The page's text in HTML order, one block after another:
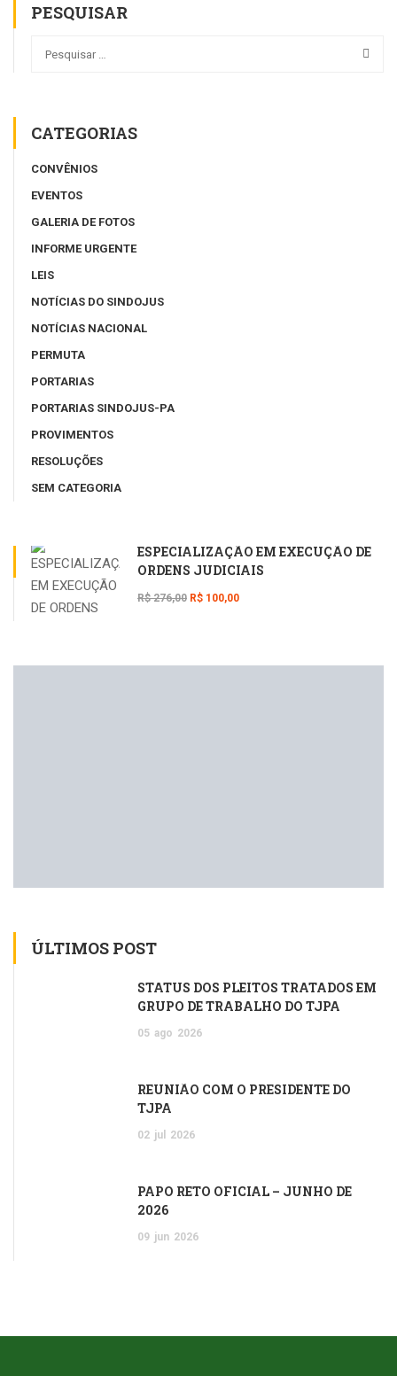
PESQUISAR
CATEGORIAS
CONVÊNIOS
EVENTOS
GALERIA DE FOTOS
INFORME URGENTE
LEIS
NOTÍCIAS DO SINDOJUS
NOTÍCIAS NACIONAL
PERMUTA
PORTARIAS
PORTARIAS SINDOJUS-PA
PROVIMENTOS
RESOLUÇÕES
SEM CATEGORIA
ESPECIALIZAÇÃO EM EXECUÇÃO DE
ORDENS JUDICIAIS
R$ 276,00 R$ 100,00
ÚLTIMOS POST
STATUS DOS PLEITOS TRATADOS EM
GRUPO DE TRABALHO DO TJPA
05 ago 2026
REUNIÃO COM O PRESIDENTE DO
TJPA
02 jul 2026
PAPO RETO OFICIAL – JUNHO DE
2026
09 jun 2026